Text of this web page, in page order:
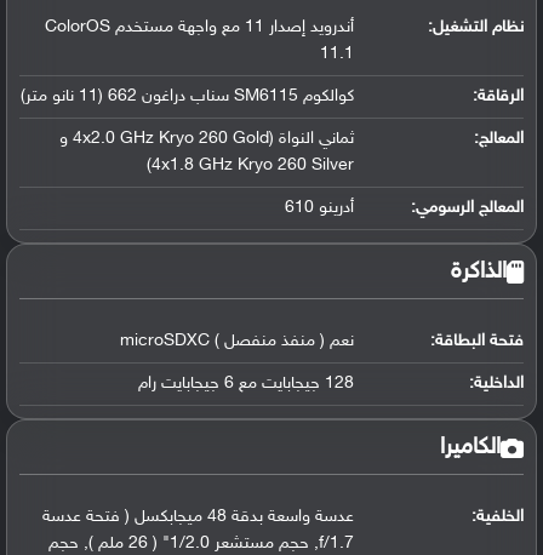
نظام التشغيل:
أندرويد إصدار 11 مع واجهة مستخدم ColorOS
11.1
الرقاقة: كوالكوم SM6115 سناب دراغون 662 (11 نانو متر)
المعالج:
ثماني النواة (4x2.0 GHz Kryo 260 Gold و
4x1.8 GHz Kryo 260 Silver)
المعالج الرسومي: أدرينو 610
الذاكرة
فتحة البطاقة: نعم ( منفذ منفصل ) microSDXC
الداخلية: 128 جيجابايت مع 6 جيجابايت رام
الكاميرا
الخلفية:
عدسة واسعة بدقة 48 ميجابكسل ( فتحة عدسة
f/1.7, حجم مستشعر 1/2.0" ( 26 ملم ), حجم